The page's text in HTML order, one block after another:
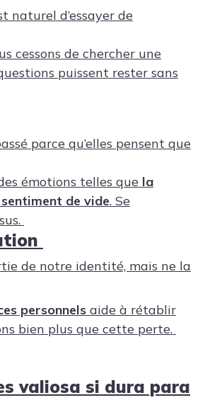
naturel d’essayer de
cessons de chercher une
puissent rester sans
parce qu’elles pensent que
émotions telles que la
de vide. Se
de notre identité, mais ne la
personnels aide à rétablir
bien plus que cette perte.
valiosa si dura para